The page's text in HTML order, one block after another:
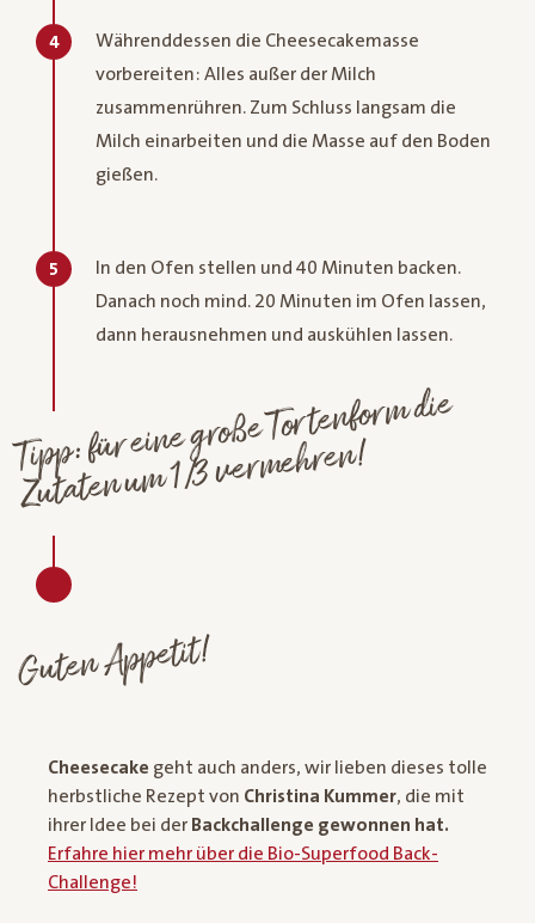
4
Währenddessen die Cheesecakemasse
vorbereiten: Alles außer der Milch
zusammenrühren. Zum Schluss langsam die
Milch einarbeiten und die Masse auf den Boden
gießen.
5
In den Ofen stellen und 40 Minuten backen.
Danach noch mind. 20 Minuten im Ofen lassen,
dann herausnehmen und auskühlen lassen.
Tipp: für eine große Tortenfor
m die
Zutaten u
m 1/3 ver
mehren!
Guten Appetit!
Cheesecake geht auch anders, wir lieben dieses tolle
herbstliche Rezept von Christina Kummer, die mit
ihrer Idee bei der Backchallenge gewonnen hat.
Erfahre hier mehr über die Bio-Superfood Back-
Challenge!